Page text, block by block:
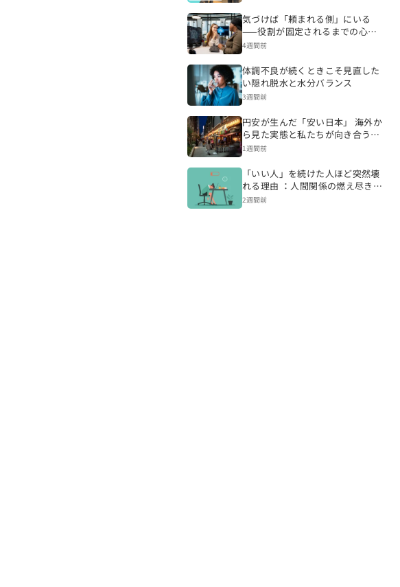
気づけば「頼まれる側」にいる
——役割が固定されるまでの心理
的プロセス
4週間前
体調不良が続くときこそ見直した
い隠れ脱水と水分バランス
3週間前
円安が生んだ「安い日本」 海外か
ら見た実態と私たちが向き合うべ
き現実
1週間前
「いい人」を続けた人ほど突然壊
れる理由 ：人間関係の燃え尽きが
起きるまで
2週間前